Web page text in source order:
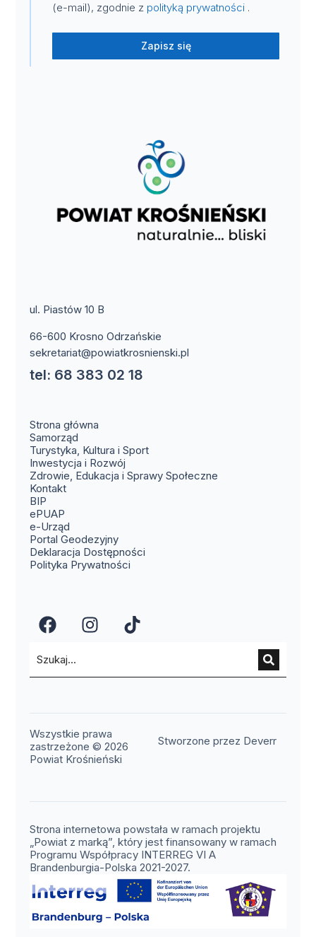
(e-mail), zgodnie z polityką prywatności .
Zapisz się
ul. Piastów 10 B
66-600 Krosno Odrzańskie
sekretariat@powiatkrosnienski.pl
tel: 68 383 02 18
Strona główna
Samorząd
Turystyka, Kultura i Sport
Inwestycja i Rozwój
Zdrowie, Edukacja i Sprawy Społeczne
Kontakt(otwiera się w nowym oknie)
BIP
ePUAP
e-Urząd
Portal Geodezyjny(otwiera się w nowym oknie)
Deklaracja Dostępności
Polityka Prywatności
(otwiera się w nowym oknie)
(otwiera się w nowym
(otwiera się w
Wszystkie prawa
zastrzeżone © 2026
Powiat Krośnieński
Stworzone przez Deverr
Strona internetowa powstała w ramach projektu
„Powiat z marką”, który jest finansowany w ramach
Programu Współpracy INTERREG VI A
Brandenburgia-Polska 2021-2027.